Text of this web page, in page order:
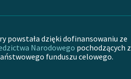
powstała dzięki dofinansowaniu ze
Narodowego pochodzących z
funduszu celowego.